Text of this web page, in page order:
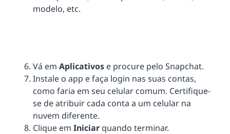
modelo, etc.
Vá em Aplicativos e procure pelo Snapchat.
Instale o app e faça login nas suas contas,
como faria em seu celular comum. Certifique-
se de atribuir cada conta a um celular na
nuvem diferente.
Clique em Iniciar quando terminar.